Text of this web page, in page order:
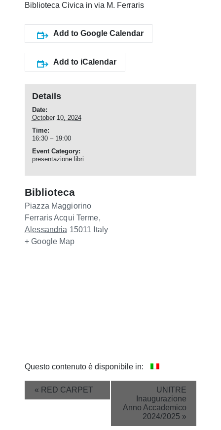
Biblioteca Civica in via M. Ferraris
Add to Google Calendar
Add to iCalendar
Details
Date:
October 10, 2024
Time:
16:30 – 19:00
Event Category:
presentazione libri
Biblioteca
Piazza Maggiorino
FerrarisAcqui Terme,
Alessandria 15011 Italy
+ Google Map
Questo contenuto è disponibile in:
Event
Navigation
« RED CARPET
UNITRE
Inaugurazione
Anno Accademico
2024/2025 »